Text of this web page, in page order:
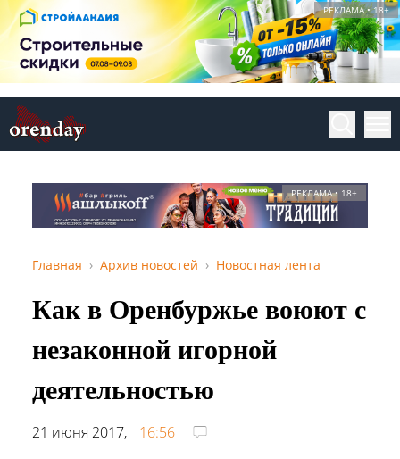
РЕКЛАМА • 18+
РЕКЛАМА • 18+
Главная Архив новостей Новостная лента
Как в Оренбуржье воюют с
незаконной игорной
деятельностью
21 июня 2017,
16:56